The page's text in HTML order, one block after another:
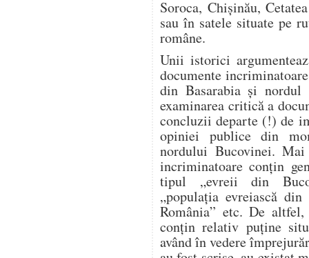
Soroca, Chișinău,
sau în satele situate pe
române.
Unii istorici
documente
din Basarabia și nordul
examinarea critică a
concluzii departe (!) de
opiniei publice din
nordului Bucovinei.
incriminatoare conțin
tipul „evreii din
„populația evreiască
România” etc. De
conțin relativ puține
având în vedere